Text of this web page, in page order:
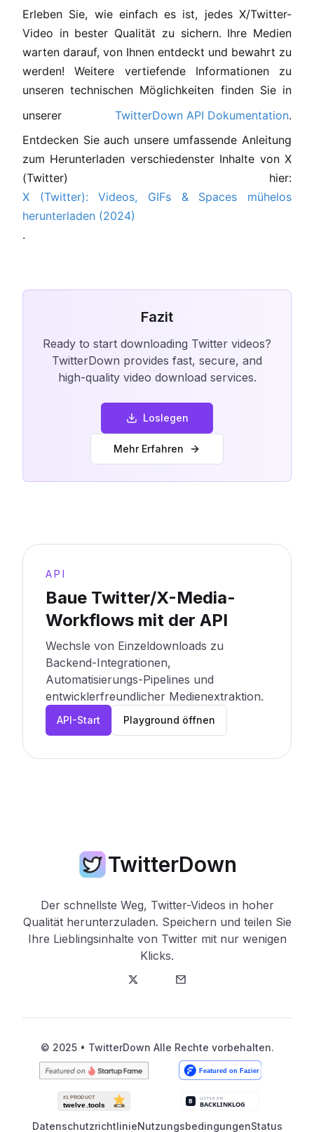
Erleben Sie, wie einfach es ist, jedes X/Twitter-
Video in bester Qualität zu sichern. Ihre Medien
warten darauf, von Ihnen entdeckt und bewahrt zu
werden! Weitere vertiefende Informationen zu
unseren technischen Möglichkeiten finden Sie in
unserer TwitterDown API Dokumentation.
Entdecken Sie auch unsere umfassende Anleitung
zum Herunterladen verschiedenster Inhalte von X
(Twitter) hier:
X (Twitter): Videos, GIFs & Spaces mühelos
herunterladen (2024)
.
Fazit
Ready to start downloading Twitter videos?
TwitterDown provides fast, secure, and
high-quality video download services.
Loslegen
Mehr Erfahren
API
Baue Twitter/X-Media-
Workflows mit der API
Wechsle von Einzeldownloads zu
Backend-Integrationen,
Automatisierungs-Pipelines und
entwicklerfreundlicher Medienextraktion.
API-Start Playground öffnen
TwitterDown
Der schnellste Weg, Twitter-Videos in hoher
Qualität herunterzuladen. Speichern und teilen Sie
Ihre Lieblingsinhalte von Twitter mit nur wenigen
Klicks.
Twitter E-Mail
© 2025 • TwitterDown Alle Rechte vorbehalten.
DatenschutzrichtlinieNutzungsbedingungenStatus